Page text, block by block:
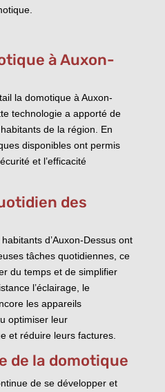
à Auxon-
la domotique à Auxon-
technologie a apporté de
de la région. En
disponibles ont permis
et l’efficacité
des
d’Auxon-Dessus ont
tâches quotidiennes, ce
du temps et de simplifier
l’éclairage, le
les appareils
optimiser leur
et réduire leurs factures.
de la domotique
de se développer et